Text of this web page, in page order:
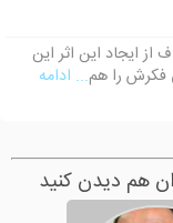
ایجاد این اثر این
را هم... ادامه
هم دیدن کنید